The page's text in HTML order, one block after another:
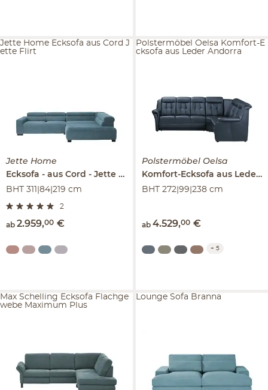
Jette Home
Ecksofa aus Cord
Jette Flirt
BHT 311|84|219 cm
2
ab 2.959,00 €
Jette Home Ecksofa aus Cord J
ette Flirt
Polstermöbel Oelsa
Komfort-Ecksofa aus Leder
BHT 272|99|238 cm
ab 4.529,00 €
Polstermöbel Oelsa Komfort-E
cksofa aus Leder Andorra
+ 5
Max Schelling Ecksofa Flachge
webe Maximum Plus
Lounge Sofa Branna